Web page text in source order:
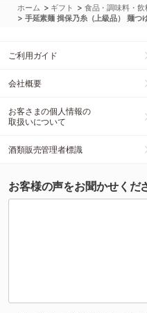
ホーム > ギフト > 食品・調味料・飲
> 手延素麺 揖保乃糸（上級品） 麺つ
ご利用ガイド
会社概要
お客さまの個人情報の
取扱いについて
酒類販売管理者標識
お客様の声をお聞かせくだ